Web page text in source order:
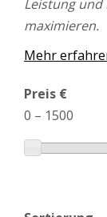
Leistung
maximieren.
Mehr
Preis €
0 – 1500